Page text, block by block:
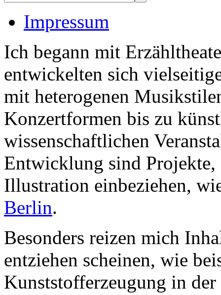
Impressum
Ich begann mit
entwickelten sich
mit heterogenen
Konzertformen bis zu
wissenschaftlichen
Entwicklung sind
Illustration einbeziehen,
Berlin.
Besonders reizen mich
entziehen scheinen, wie
Kunststofferzeugung in